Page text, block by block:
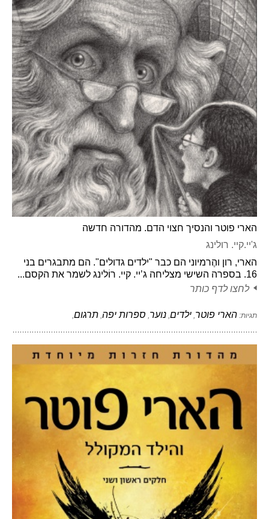
הארי פוטר והנסיך חצוי הדם. מהדורה חדשה
ג'יי.קיי. רולינג
הארי, רון והֶרמיוני הם כבר "ילדים גדולים". הם מתבגרים בני
16. בספרה השישי מצליחה ג’יי. קיי. רוֹלינג לשמר את הקסם...
לחצו לדף כותר
תגיות: הארי פוטר, ילדים, נוער, ספרות יפה, תרגום,